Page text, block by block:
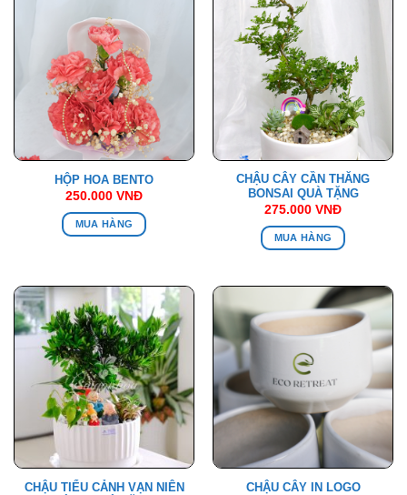
HỘP HOA BENTO
250.000 VNĐ
MUA HÀNG
CHẬU CÂY CẦN THĂNG
BONSAI QUÀ TẶNG
275.000 VNĐ
MUA HÀNG
CHẬU TIỂU CẢNH VẠN NIÊN
CHẬU CÂY IN LOGO